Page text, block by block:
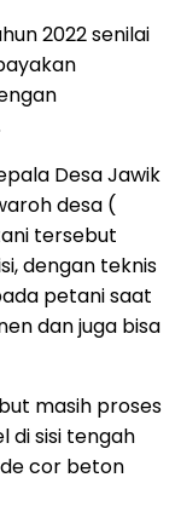
2022 senilai
Desa Jawik
desa (
tersebut
dengan teknis
petani saat
dan juga bisa
masih proses
di sisi tengah
cor beton